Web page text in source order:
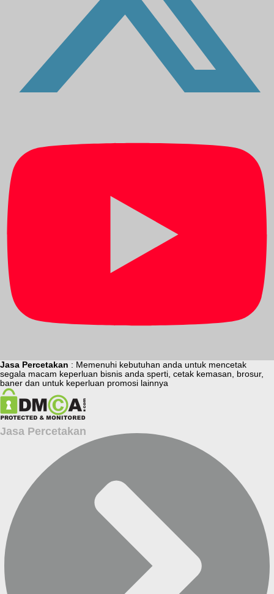
Jasa Percetakan : Memenuhi kebutuhan anda untuk mencetak
segala macam keperluan bisnis anda sperti, cetak kemasan, brosur,
baner dan untuk keperluan promosi lainnya
Jasa Percetakan